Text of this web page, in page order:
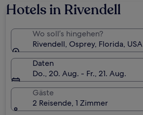
Hotels in Rivendell
Wo soll’s hingehen?
Rivendell, Osprey, Florida, USA
Daten
Do., 20. Aug. - Fr., 21. Aug.
Gäste
2 Reisende, 1 Zimmer